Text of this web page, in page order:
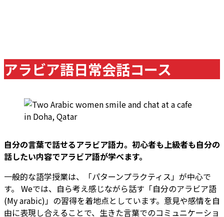
アラビア語日常会話コース
自分の言葉で話せるアラビア語力。初心者も上級者も自分の
話したい内容でアラビア語が学べます。
一般的な語学授業は、「パターンプラクティス」が中心で
す。 Weでは、自ら考え感じながら話す「自分のアラビア語
(My arabic)」の習得を着地点としています。意見や感情を自
由に表現し合えることで、生きた言葉でのコミュニケーショ